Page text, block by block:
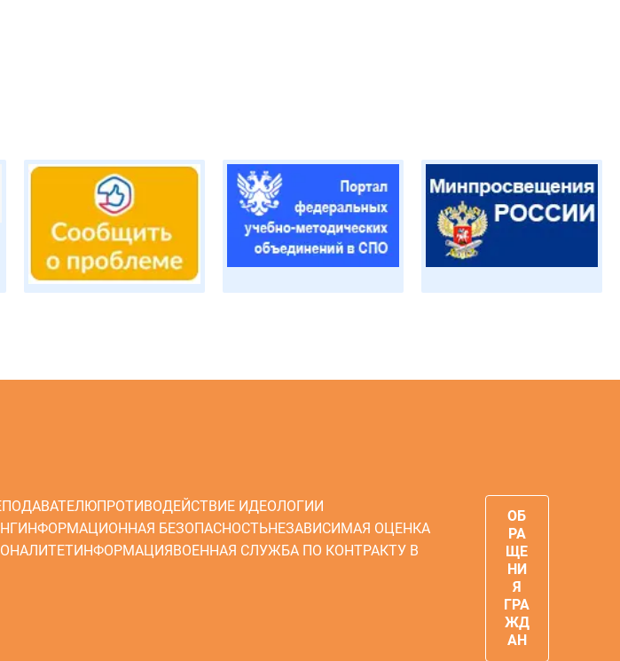
ПРОТИВОДЕЙСТВИЕ ИДЕОЛОГИИ
ИНФОРМАЦИОННАЯ БЕЗОПАСНОСТЬНЕЗАВИСИМАЯ ОЦЕНКА
ИНФОРМАЦИЯ ВОЕННАЯ СЛУЖБА ПО КОНТРАКТУ В
ОБ
РА
ЩЕ
НИ
Я
ГРА
ЖД
АН